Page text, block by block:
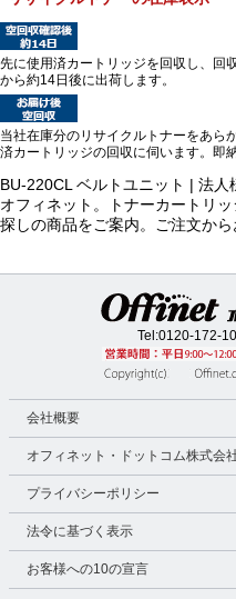
先に使用済カートリッジを回収し、回
から約14日後に出荷します。
当社在庫分のリサイクルトナーをあら
済カートリッジの回収に伺います。即
BU-220CL ベルトユニット | 法
オフィネット。トナーカートリ
探しの商品をご案内。ご注文から
Tel:0120-172-
会社概要
オフィネット・ドットコム株式会
プライバシーポリシー
法令に基づく表示
お客様への10の宣言